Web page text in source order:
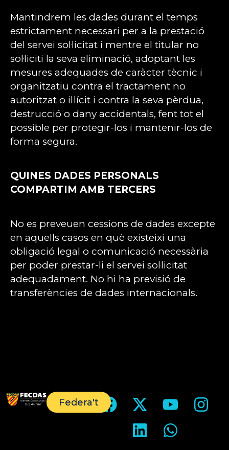
Mantindrem les dades durant el temps
estrictament necessari per a la prestació
del servei sol·licitat i mentre el titular no
sol·liciti la seva eliminació, adoptant les
mesures adequades de caràcter tècnic i
organitzatiu contra el tractament no
autoritzat o il·lícit i contra la seva pèrdua,
destrucció o dany accidentals, fent tot el
possible per protegir-los i mantenir-los de
forma segura.
QUINES DADES PERSONALS
COMPARTIM AMB TERCERS
No es preveuen cessions de dades excepte
en aquells casos en què existeixi una
obligació legal o comunicació necessària
per poder prestar-li el servei sol·licitat
adequadament. No hi ha previsió de
transferències de dades internacionals.
Federa't